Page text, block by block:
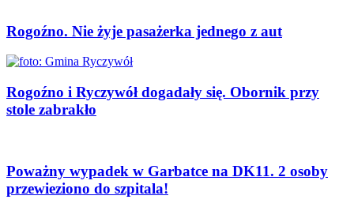
Rogoźno. Nie żyje pasażerka jednego z aut
Rogoźno i Ryczywół dogadały się. Obornik przy
stole zabrakło
Poważny wypadek w Garbatce na DK11. 2 osoby
przewieziono do szpitala!